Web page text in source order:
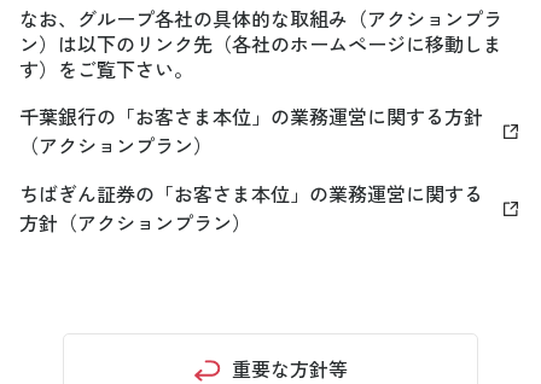
なお、グループ各社の具体的な取組み（アクションプラ
ン）は以下のリンク先（各社のホームページに移動しま
す）をご覧下さい。
千葉銀行の「お客さま本位」の業務運営に関する方針
（アクションプラン）
ちばぎん証券の「お客さま本位」の業務運営に関する
方針（アクションプラン）
重要な方針等